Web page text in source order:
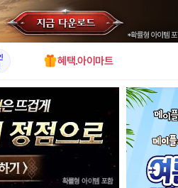
혜택.아이마트